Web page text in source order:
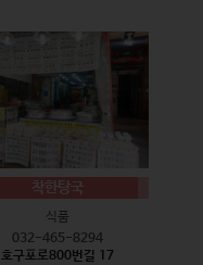
착한탕국
식품
032-465-8294
호구포로800번길 17